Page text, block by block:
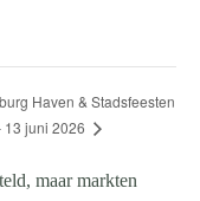
Haven & Stadsfeesten
13 juni 2026
maar markten